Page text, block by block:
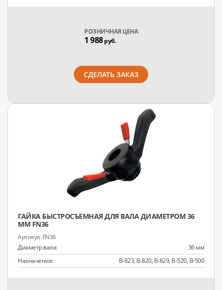
РОЗНИЧНАЯ ЦЕНА
1 988руб.
СДЕЛАТЬ ЗАКАЗ
ГАЙКА БЫСТРОСЪЕМНАЯ ДЛЯ ВАЛА ДИАМЕТРОМ 36
ММ FN36
FN36
Диаметр вала:
36 мм
Назначение:
B-823, B-820, B-829, B-520, B-500